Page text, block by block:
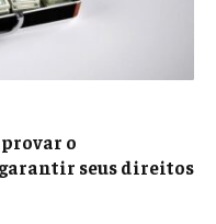
o
seus direitos